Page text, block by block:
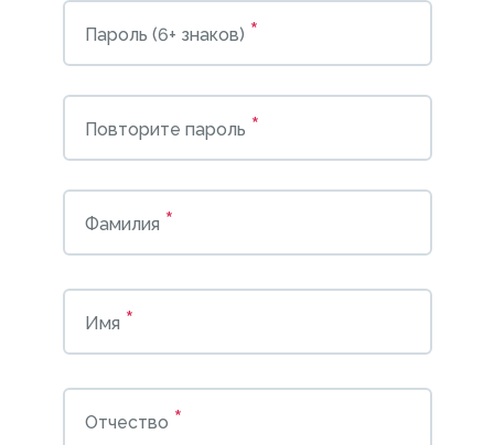
Пароль (6+ знаков) *
Повторите пароль *
Фамилия *
Имя *
Отчество *